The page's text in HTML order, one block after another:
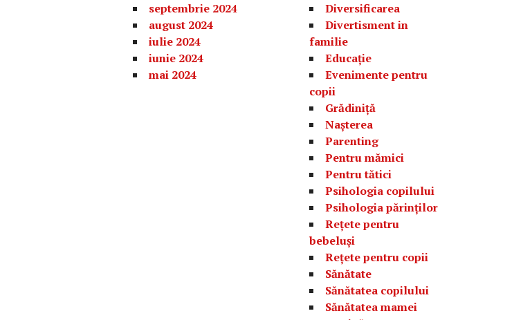
septembrie 2024
august 2024
iulie 2024
iunie 2024
mai 2024
Diversificarea
Divertisment in
familie
Educație
Evenimente pentru
copii
Grădiniță
Nașterea
Parenting
Pentru mămici
Pentru tătici
Psihologia copilului
Psihologia părinților
Rețete pentru
bebeluși
Rețete pentru copii
Sănătate
Sănătatea copilului
Sănătatea mamei